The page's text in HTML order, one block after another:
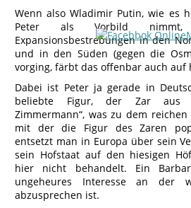
Wenn also Wladimir Putin, wie es
Peter als Vorbild
Expansionsbestrebungen in den
und in den Süden (gegen die
vorging, färbt das offenbar auch auf
Dabei ist Peter ja gerade in
beliebte Figur, der Zar aus
Zimmermann“, was zu dem
mit der die Figur des Zaren
entsetzt man in Europa über sein
sein Hofstaat auf den hiesigen
hier nicht behandelt. Ein
ungeheures Interesse an der
abzusprechen ist.